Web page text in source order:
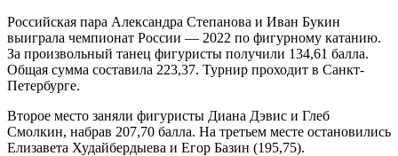
Российская пара Александра Степанова и Иван Букин
выиграла чемпионат России — 2022 по фигурному катанию.
За произвольный танец фигуристы получили 134,61 балла.
Общая сумма составила 223,37. Турнир проходит в Санкт-
Петербурге.
Второе место заняли фигуристы Диана Дэвис и Глеб
Смолкин, набрав 207,70 балла. На третьем месте остановились
Елизавета Худайбердыева и Егор Базин (195,75).